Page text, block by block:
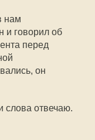
нам
и говорил об
перед
он
слова отвечаю.